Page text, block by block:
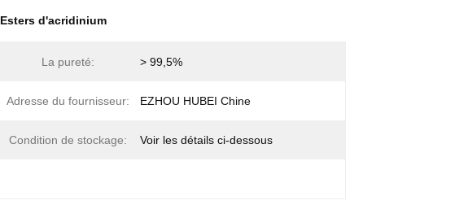
Esters d'acridinium
La pureté: > 99,5%
Adresse du fournisseur: EZHOU HUBEI Chine
Condition de stockage: Voir les détails ci-dessous